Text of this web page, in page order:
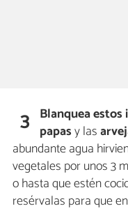
3 Blanqueaestos
papasy las
abundante agua
vegetales por unos 3
o hasta que estén
resérvalas para que